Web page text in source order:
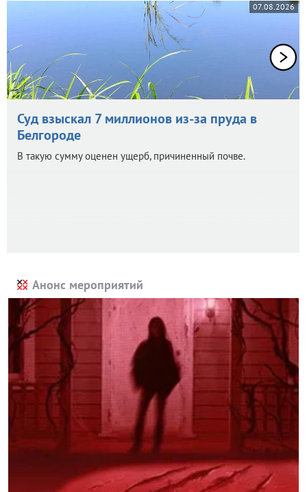
07.08.2026
Суд взыскал 7 миллионов из-за пруда в
Белгороде
В такую сумму оценен ущерб, причиненный почве.
Анонс мероприятий